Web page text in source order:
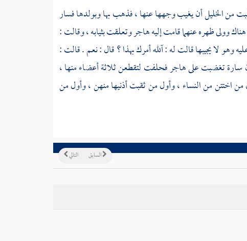
منالخليلأن يغيب وجهها عنها ، فذهب بها وبولدها فسار
وولى ظهره عنهما قامت إليههاجروتعلقت بثيابه ، وقالت :
وهو لا يجيبها قالت له : آلله أمرك بهذا ؟ قال : نعم . قالت :
سارةتغضبت علىهاجرفحلفت لتقطعن ثلاثة أعضاء منها ،
اختتن من النساء ، وأول من ثقبت أذنيها منهن ، وأول من
التالي السابق